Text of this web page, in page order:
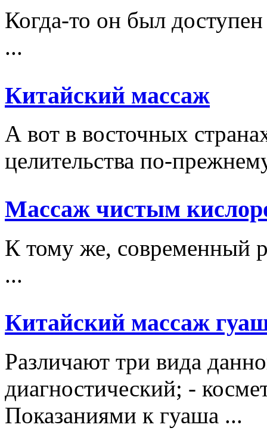
Когда-то он был
...
Китайский массаж
А вот в восточных
целительства по-
Массаж чистым
К тому же, современный
...
Китайский массаж
Различают три вида
диагностический; -
Показаниями к гуаша ...